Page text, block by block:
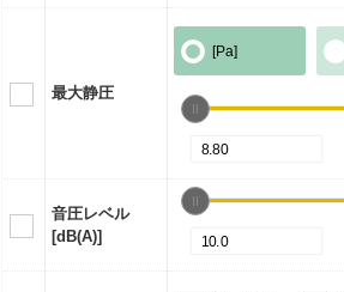
最大静圧
[Pa]
音圧レベル
[dB(A)]